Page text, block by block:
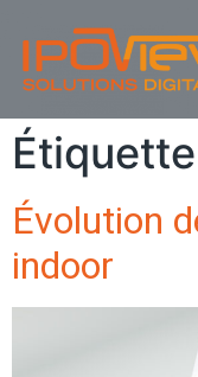
Évolution
indoor